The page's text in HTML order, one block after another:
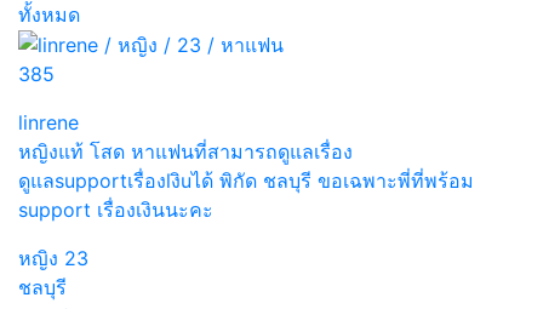
ทั้งหมด
385
linrene
หญิงแท้ โสด หาแฟนที่สามารถดูแลเรื่อง
ดูแลsupportเรื่องlงิuได้ พิกัด ชลบุรี ขอเฉพาะพี่ที่พร้อม
support เรื่องเงินนะคะ
หญิง 23
ชลบุรี